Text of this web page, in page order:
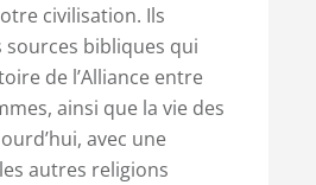
civilisation. Ils
sources bibliques qui
de l’Alliance entre
ainsi que la vie des
avec une
autres religions